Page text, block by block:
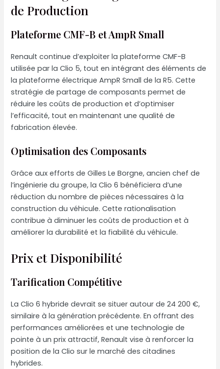
de Production
Plateforme CMF-B et AmpR Small
Renault continue d’exploiter la plateforme CMF-B
utilisée par la Clio 5, tout en intégrant des éléments de
la plateforme électrique AmpR Small de la R5. Cette
stratégie de partage de composants permet de
réduire les coûts de production et d’optimiser
l’efficacité, tout en maintenant une qualité de
fabrication élevée.
Optimisation des Composants
Grâce aux efforts de Gilles Le Borgne, ancien chef de
l’ingénierie du groupe, la Clio 6 bénéficiera d’une
réduction du nombre de pièces nécessaires à la
construction du véhicule. Cette rationalisation
contribue à diminuer les coûts de production et à
améliorer la durabilité et la fiabilité du véhicule.
Prix et Disponibilité
Tarification Compétitive
La Clio 6 hybride devrait se situer autour de 24 200 €,
similaire à la génération précédente. En offrant des
performances améliorées et une technologie de
pointe à un prix attractif, Renault vise à renforcer la
position de la Clio sur le marché des citadines
hybrides.